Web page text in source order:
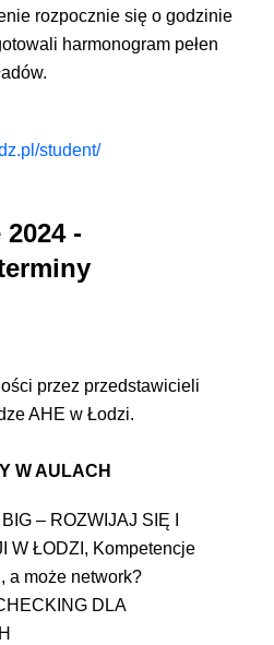
rozpocznie się o godzinie
harmonogram pełen
student/
-
przez przedstawicieli
AHE w Łodzi.
W AULACH
– ROZWIJAJ SIĘ I
W ŁODZI, Kompetencje
a może network?
DLA